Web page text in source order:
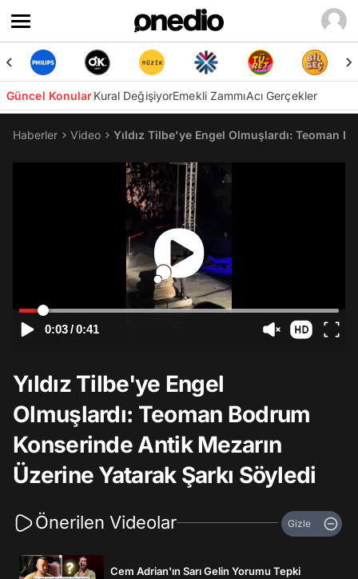
Güncel KonularKural DeğişiyorEmekli ZammıAcı Gerçekler
Haberler Video Yıldız Tilbe'ye Engel Olmuşlardı: Teoman
0:03/0:41
Yıldız Tilbe'ye Engel
Olmuşlardı: Teoman Bodrum
Konserinde Antik Mezarın
Üzerine Yatarak Şarkı Söyledi
Önerilen Videolar Gizle
Cem Adrian'ın Sarı Gelin Yorumu Tepki